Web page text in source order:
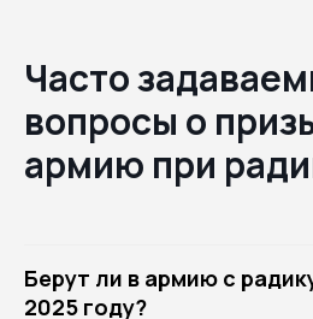
Часто
вопросы о
армию при
Берут ли в армию с
2025 году?